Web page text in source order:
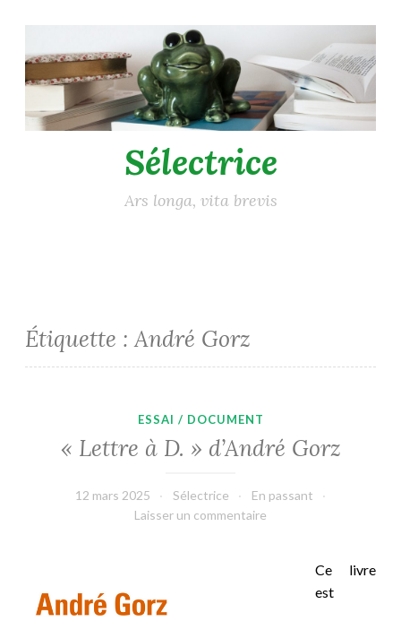
au
contenu
principal
Sélectrice
Ars longa, vita brevis
Étiquette :André Gorz
ESSAI / DOCUMENT
« Lettre à D. » d’André Gorz
12 mars 2025 Sélectrice
En passant
Laisser un commentaire
Ce livre
est